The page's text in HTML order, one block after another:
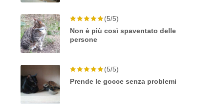
(5/5)
Non è più così spaventato delle
persone
(5/5)
Prende le gocce senza problemi